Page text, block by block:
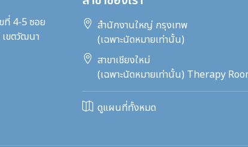
ที่ 4-5 ซอย
ขตวัฒนา
 สำนักงานใหญ่ กรุงเทพ
(เฉพาะนัดหมายเท่านั้น)
 สาขาเชียงใหม่
(เฉพาะนัดหมายเท่านั้น) Therapy
 ดูแผนที่ทั้งหมด